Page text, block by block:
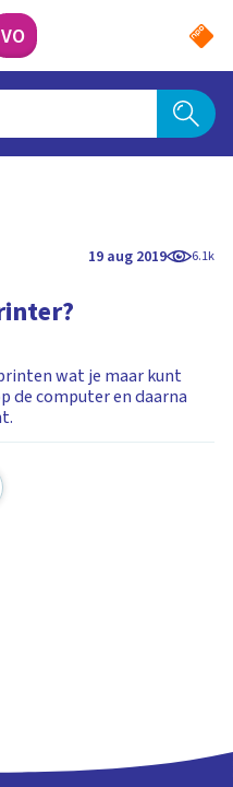
VO
19 aug 2019 6.1k
wat je maar kunt
de computer en daarna